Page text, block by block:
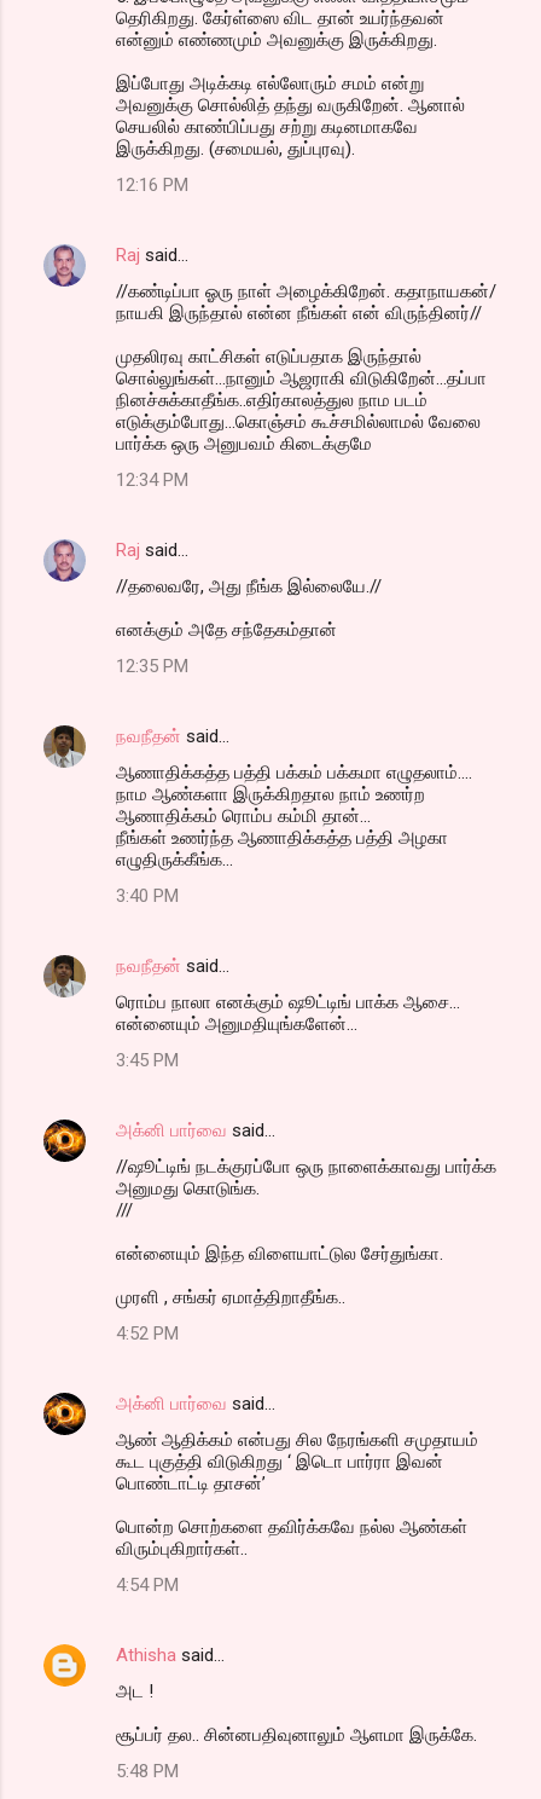
தெரிகிறது. கேர்ள்ஸை விட தான் உயர்ந்தவன்
என்னும் எண்ணமும் அவனுக்கு இருக்கிறது.
இப்போது அடிக்கடி எல்லோரும் சமம் என்று
அவனுக்கு சொல்லித் தந்து வருகிறேன். ஆனால்
செயலில் காண்பிப்பது சற்று கடினமாகவே
இருக்கிறது. (சமையல், துப்புரவு).
12:16 PM
Raj said…
//கண்டிப்பா ஓரு நாள் அழைக்கிறேன். கதாநாயகன்/
நாயகி இருந்தால் என்ன நீங்கள் என் விருந்தினர்//
முதலிரவு காட்சிகள் எடுப்பதாக இருந்தால்
சொல்லுங்கள்...நானும் ஆஜராகி விடுகிறேன்...தப்பா
நினச்சுக்காதீங்க..எதிர்காலத்துல நாம படம்
எடுக்கும்போது...கொஞ்சம் கூச்சமில்லாமல் வேலை
பார்க்க ஒரு அனுபவம் கிடைக்குமே
12:34 PM
Raj said…
//தலைவரே, அது நீங்க இல்லையே.//
எனக்கும் அதே சந்தேகம்தான்
12:35 PM
நவநீதன் said…
ஆணாதிக்கத்த பத்தி பக்கம் பக்கமா எழுதலாம்....
நாம ஆண்களா இருக்கிறதால நாம் உணர்ற
ஆணாதிக்கம் ரொம்ப கம்மி தான்...
நீங்கள் உணர்ந்த ஆணாதிக்கத்த பத்தி அழகா
எழுதிருக்கீங்க...
3:40 PM
நவநீதன் said…
ரொம்ப நாலா எனக்கும் ஷூட்டிங் பாக்க ஆசை...
என்னையும் அனுமதியுங்களேன்...
3:45 PM
அக்னி பார்வை said…
//ஷூட்டிங் நடக்குரப்போ ஒரு நாளைக்காவது பார்க்க
அனுமது கொடுங்க.
///
என்னையும் இந்த விளையாட்டுல சேர்துங்கா.
முரளி , சங்கர் ஏமாத்திறாதீங்க..
4:52 PM
அக்னி பார்வை said…
ஆண் ஆதிக்கம் என்பது சில நேரங்களி சமுதாயம்
கூட புகுத்தி விடுகிறது ‘ இடொ பார்ரா இவன்
பொண்டாட்டி தாசன்’
பொன்ற சொற்களை தவிர்க்கவே நல்ல ஆண்கள்
விரும்புகிறார்கள்..
4:54 PM
Athisha said…
அட !
சூப்பர் தல.. சின்னபதிவுனாலும் ஆளமா இருக்கே.
5:48 PM